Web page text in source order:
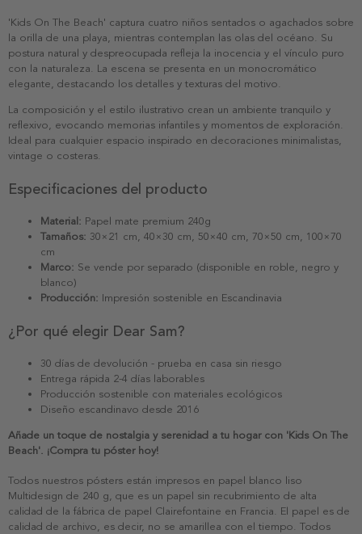
'Kids On The Beach' captura cuatro niños sentados o agachados sobre
la orilla de una playa, mientras contemplan las olas del océano. Su
postura natural y despreocupada refleja la inocencia y el vínculo puro
con la naturaleza. La escena se presenta en un monocromático
elegante, destacando los detalles y texturas del motivo.
La composición y el estilo ilustrativo crean un ambiente tranquilo y
reflexivo, evocando memorias infantiles y momentos de exploración.
Ideal para cualquier espacio inspirado en decoraciones minimalistas,
vintage o costeras.
Especificaciones del producto
Material: Papel mate premium 240g
Tamaños: 30×21 cm, 40×30 cm, 50×40 cm, 70×50 cm, 100×70
cm
Marco: Se vende por separado (disponible en roble, negro y
blanco)
Producción: Impresión sostenible en Escandinavia
¿Por qué elegir Dear Sam?
30 días de devolución - prueba en casa sin riesgo
Entrega rápida 2-4 días laborables
Producción sostenible con materiales ecológicos
Diseño escandinavo desde 2016
Añade un toque de nostalgia y serenidad a tu hogar con 'Kids On The
Beach'. ¡Compra tu póster hoy!
Todos nuestros pósters están impresos en papel blanco liso
Multidesign de 240 g, que es un papel sin recubrimiento de alta
calidad de la fábrica de papel Clairefontaine en Francia. El papel es de
calidad de archivo, es decir, no se amarillea con el tiempo. Todos